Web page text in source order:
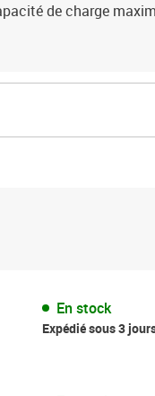
de charge
En stock
Expédié sous 3